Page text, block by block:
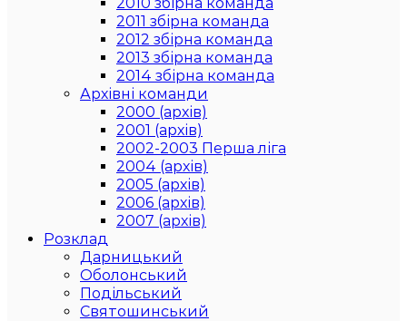
2011 збірна команда
2012 збірна команда
2013 збірна команда
2014 збірна команда
Архівні команди
2000 (архів)
2001 (архів)
2002-2003 Перша ліга
2004 (архів)
2005 (архів)
2006 (архів)
2007 (архів)
Розклад
Дарницький
Оболонський
Подільський
Святошинський